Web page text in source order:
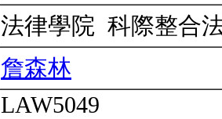
法律學院 科際整合
詹森林
LAW5049